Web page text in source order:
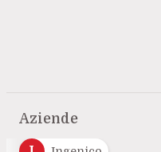
Aziende